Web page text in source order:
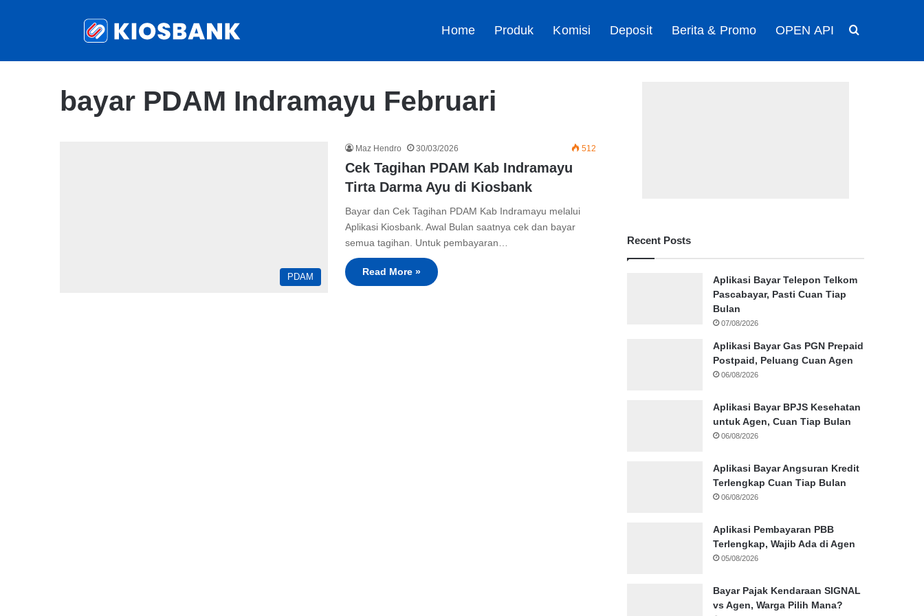
Home Produk Komisi Deposit Berita & Promo OPEN API
bayar PDAM Indramayu Februari
PDAM
Maz Hendro 30/03/2026 512
Cek Tagihan PDAM Kab Indramayu
Tirta Darma Ayu di Kiosbank
Bayar dan Cek Tagihan PDAM Kab Indramayu melalui
Aplikasi Kiosbank. Awal Bulan saatnya cek dan bayar
semua tagihan. Untuk pembayaran…
Read More »
Recent Posts
Aplikasi Bayar Telepon Telkom
Pascabayar, Pasti Cuan Tiap
Bulan
07/08/2026
Aplikasi Bayar Gas PGN Prepaid
Postpaid, Peluang Cuan Agen
06/08/2026
Aplikasi Bayar BPJS Kesehatan
untuk Agen, Cuan Tiap Bulan
06/08/2026
Aplikasi Bayar Angsuran Kredit
Terlengkap Cuan Tiap Bulan
06/08/2026
Aplikasi Pembayaran PBB
Terlengkap, Wajib Ada di Agen
05/08/2026
Bayar Pajak Kendaraan SIGNAL
vs Agen, Warga Pilih Mana?